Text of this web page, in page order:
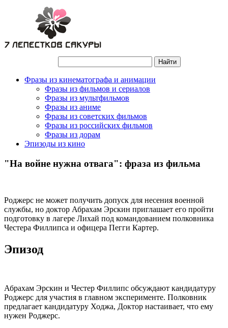
Фразы из кинематографа и анимации
Фразы из фильмов и сериалов
Фразы из мультфильмов
Фразы из аниме
Фразы из советских фильмов
Фразы из российских фильмов
Фразы из дорам
Эпизоды из кино
"На войне нужна отвага": фраза из фильма
Роджерс не может получить допуск для несения военной
службы, но доктор Абрахам Эрскин приглашает его пройти
подготовку в лагере Лихай под командованием полковника
Честера Филлипса и офицера Пегги Картер.
Эпизод
Абрахам Эрскин и Честер Филлипс обсуждают кандидатуру
Роджерс для участия в главном эксперименте. Полковник
предлагает кандидатуру Ходжа, Доктор настаивает, что ему
нужен Роджерс.